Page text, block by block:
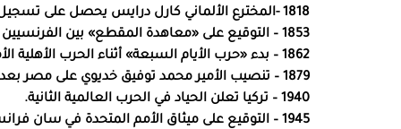
1818 -المخترع الألماني كارل درايس يحصل على تسجيل براءة اختراع الدراجة الهوائية.
1853 – التوقيع على «معاهدة المقطع» بين الفرنسيين والأمير عبد القادر الجزائري.
1862 – بدء «حرب الأيام السبعة» أثناء الحرب الأهلية الأمريكية في عهد أبراهام لينكون.
1879 – تنصيب الأمير محمد توفيق خديوي على مصر بعد خلع والده الخديوي إسماعيل.
1940 – تركيا تعلن الحياد في الحرب العالمية الثانية.
1945 – التوقيع على ميثاق الأمم المتحدة في سان فرانسيسكو.